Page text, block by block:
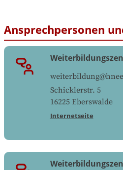
Ansprechpersonen
Schicklerstr. 5
16225 Eberswalde
Internetseite